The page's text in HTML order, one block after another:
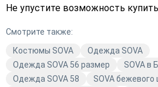
Не упустите возможность
нарядов, которые будут
Оформите заказ уже сегодня и
комфортом и качеством одежды
Смотрите также:
Костюмы SOVA
Одежда SOVA
Одежда SOVA 56 размер
SOVA в
Одежда SOVA 58
SOVA бежевого